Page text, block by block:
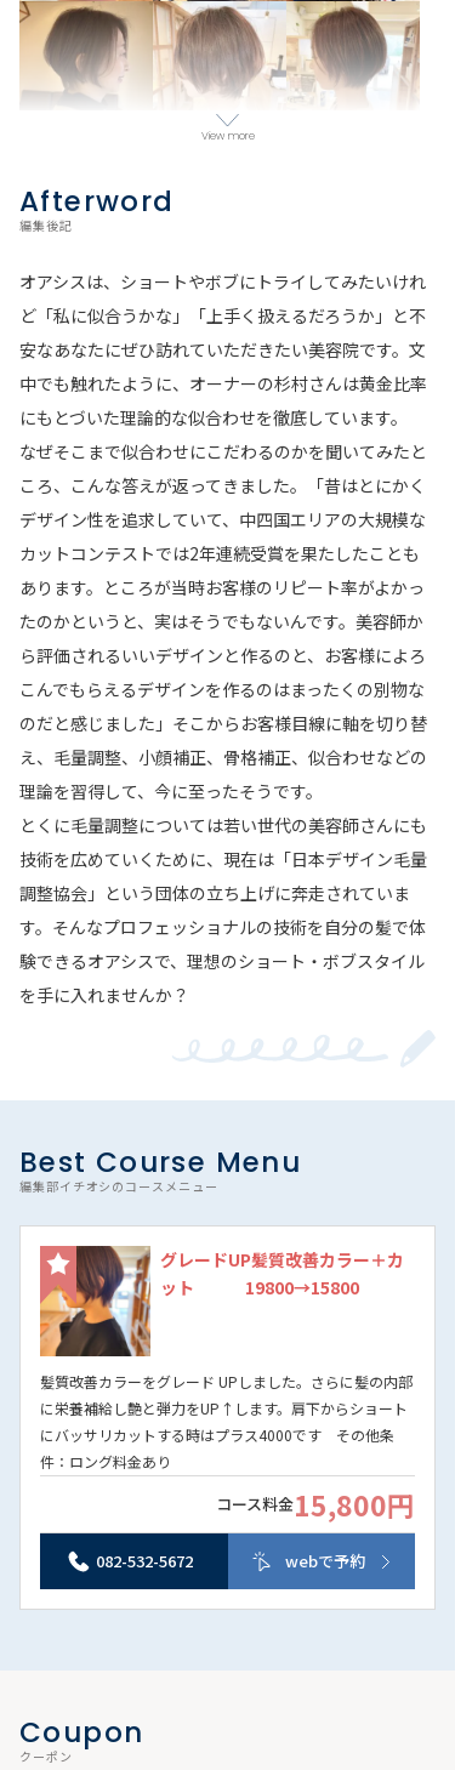
View more
Afterword
編集後記
オアシスは、ショートやボブにトライしてみたいけれ
ど「私に似合うかな」「上手く扱えるだろうか」と不
安なあなたにぜひ訪れていただきたい美容院です。文
中でも触れたように、オーナーの杉村さんは黄金比率
にもとづいた理論的な似合わせを徹底しています。
なぜそこまで似合わせにこだわるのかを聞いてみたと
ころ、こんな答えが返ってきました。「昔はとにかく
デザイン性を追求していて、中四国エリアの大規模な
カットコンテストでは2年連続受賞を果たしたことも
あります。ところが当時お客様のリピート率がよかっ
たのかというと、実はそうでもないんです。美容師か
ら評価されるいいデザインと作るのと、お客様によろ
こんでもらえるデザインを作るのはまったくの別物な
のだと感じました」そこからお客様目線に軸を切り替
え、毛量調整、小顔補正、骨格補正、似合わせなどの
理論を習得して、今に至ったそうです。
とくに毛量調整については若い世代の美容師さんにも
技術を広めていくために、現在は「日本デザイン毛量
調整協会」という団体の立ち上げに奔走されていま
す。そんなプロフェッショナルの技術を自分の髪で体
験できるオアシスで、理想のショート・ボブスタイル
を手に入れませんか？
Best Course Menu
編集部イチオシのコースメニュー
グレードUP髪質改善カラー＋カ
ット 19800→15800
髪質改善カラーをグレード UPしました。さらに髪の内部
に栄養補給し艶と弾力をUP↑します。肩下からショート
にバッサリカットする時はプラス4000です その他条
件：ロング料金あり
コース料金15,800円
082-532-5672 webで予約
Coupon
クーポン